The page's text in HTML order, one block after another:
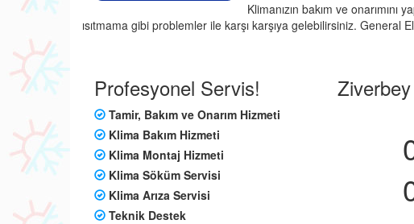
Klimanızın bakım ve
ısıtmama gibi problemler ile karşı karşıya gelebilirsiniz. General
Profesyonel Servis!
Tamir, Bakım ve Onarım Hizmeti
Klima Bakım Hizmeti
Klima Montaj Hizmeti
Klima Söküm Servisi
Klima Arıza Servisi
Teknik Destek